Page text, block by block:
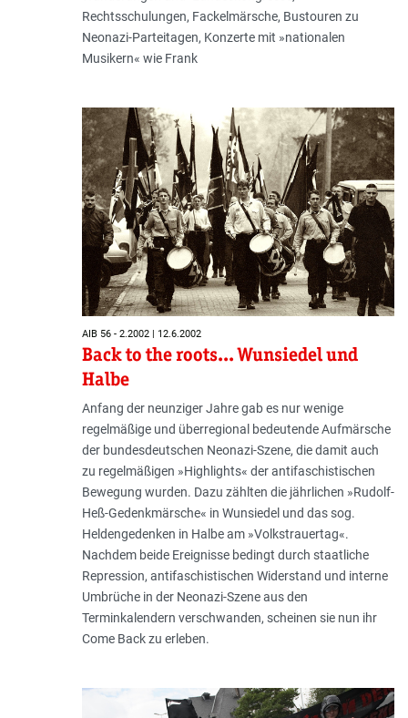
Rechtsschulungen, Fackelmärsche, Bustouren zu
Neonazi-Parteitagen, Konzerte mit »nationalen
Musikern« wie Frank
AIB 56 - 2.2002 | 12.6.2002
Back to the roots... Wunsiedel und
Halbe
Anfang der neunziger Jahre gab es nur wenige
regelmäßige und überregional bedeutende Aufmärsche
der bundesdeutschen Neonazi-Szene, die damit auch
zu regelmäßigen »Highlights« der antifaschistischen
Bewegung wurden. Dazu zählten die jährlichen »Rudolf-
Heß-Gedenkmärsche« in Wunsiedel und das sog.
Heldengedenken in Halbe am »Volkstrauertag«.
Nachdem beide Ereignisse bedingt durch staatliche
Repression, antifaschistischen Widerstand und interne
Umbrüche in der Neonazi-Szene aus den
Terminkalendern verschwanden, scheinen sie nun ihr
Come Back zu erleben.